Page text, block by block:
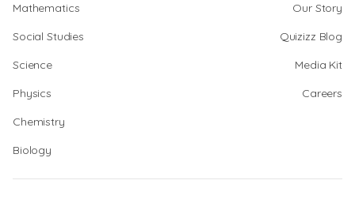
Mathematics
Social Studies
Science
Physics
Chemistry
Biology
Our Story
Quizizz Blog
Media Kit
Careers